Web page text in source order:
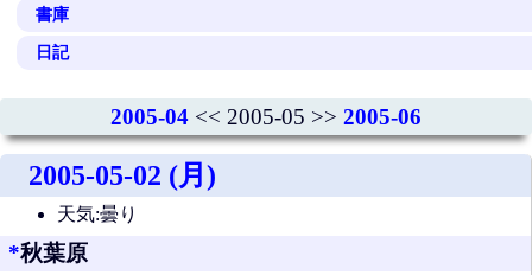
書庫
日記
2005-04 << 2005-05 >> 2005-06
2005-05-02 (月)
天気:曇り
*秋葉原